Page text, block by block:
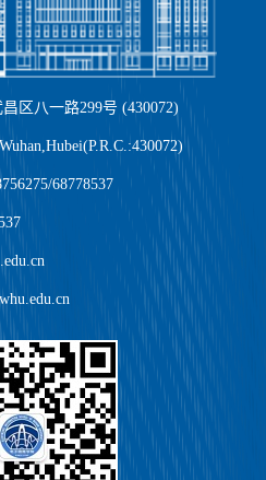
区八一路299号 (430072)
68778537